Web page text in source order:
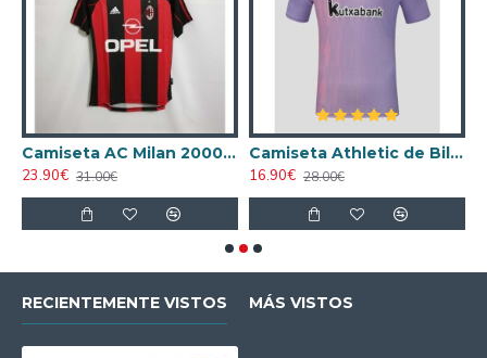
Camiseta AC Milan 2000/2001 Local Retro
23.90€ 31.00€
Camiseta Athletic de Bilbao 2024/2025 Alternativo
16.90€ 28.00€
RECIENTEMENTE VISTOS MÁS VISTOS